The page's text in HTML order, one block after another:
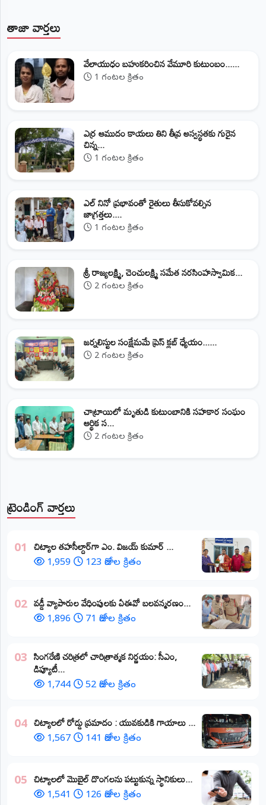
ట్రెండింగ్ వార్తలు
01 ​చిట్యాల తహసీల్దార్‌గా ఎం. విజయ్ కుమార్ ...
1,959 123 రోజుల క్రితం
02 వడ్డీ వ్యాపారుల వేధింపులకు ఏఈవో బలవన్మరణం...
1,896 71 రోజుల క్రితం
03 ​సింగరేణి చరిత్రలో చారిత్రాత్మక నిర్ణయం: సీఎం,
డిప్యూటీ...
1,744 52 రోజుల క్రితం
04 చిట్యాలలో రోడ్డు ప్రమాదం : యువకుడికి గాయాలు ​...
1,567 141 రోజుల క్రితం
05 చిట్యాలలో మొబైల్ దొంగలను పట్టుకున్న స్థానికులు...
1,541 126 రోజుల క్రితం
తాజా వార్తలు
వేలాయుధం బహుకరించిన వేమూరి కుటుంబం......
1 గంటల క్రితం
ఎర్ర ఆముదం కాయలు తిని తీవ్ర అస్వస్థతకు గురైన
చిన్న...
1 గంటల క్రితం
ఎల్ నినో ప్రభావంతో రైతులు తీసుకోవల్సిన
జాగ్రత్తలు....
1 గంటల క్రితం
శ్రీ రాజ్యలక్ష్మి, చెంచులక్ష్మి సమేత నరసింహస్వామిక...
2 గంటల క్రితం
జర్నలిస్టుల సంక్షేమమే ప్రెస్ క్లబ్ ధ్యేయం......
2 గంటల క్రితం
చాట్రాయిలో మృతుడి కుటుంబానికి సహకార సంఘం
ఆర్థిక స...
2 గంటల క్రితం